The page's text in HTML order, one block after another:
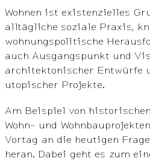
Wohnen ist existenzielles
alltägliche soziale Praxis,
wohnungspolitische
auch Ausgangspunkt und
architektonischer Entwürfe
utopischer Projekte.
Am Beispiel von
Wohn- und
Vortag an die heutigen
heran. Dabei geht es zum